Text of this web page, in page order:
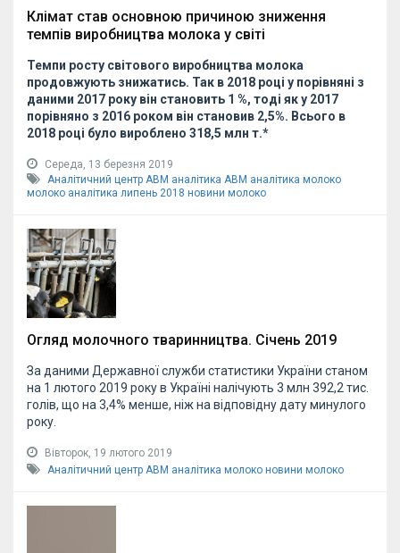
Клімат став основною причиною зниження
темпів виробництва молока у світі
Темпи росту світового виробництва молока
продовжують знижатись. Так в 2018 році у порівняні з
даними 2017 року він становить 1 %, тоді як у 2017
порівняно з 2016 роком він становив 2,5%. Всього в
2018 році було вироблено 318,5 млн т.*
Середа, 13 березня 2019
Аналітичний центр АВМ аналітика АВМ аналітика молоко
молоко аналітика липень 2018 новини молоко
Огляд молочного тваринництва. Січень 2019
За даними Державної служби статистики України станом
на 1 лютого 2019 року в Україні налічують 3 млн 392,2 тис.
голів, що на 3,4% менше, ніж на відповідну дату минулого
року.
Вівторок, 19 лютого 2019
Аналітичний центр АВМ аналітика молоко новини молоко